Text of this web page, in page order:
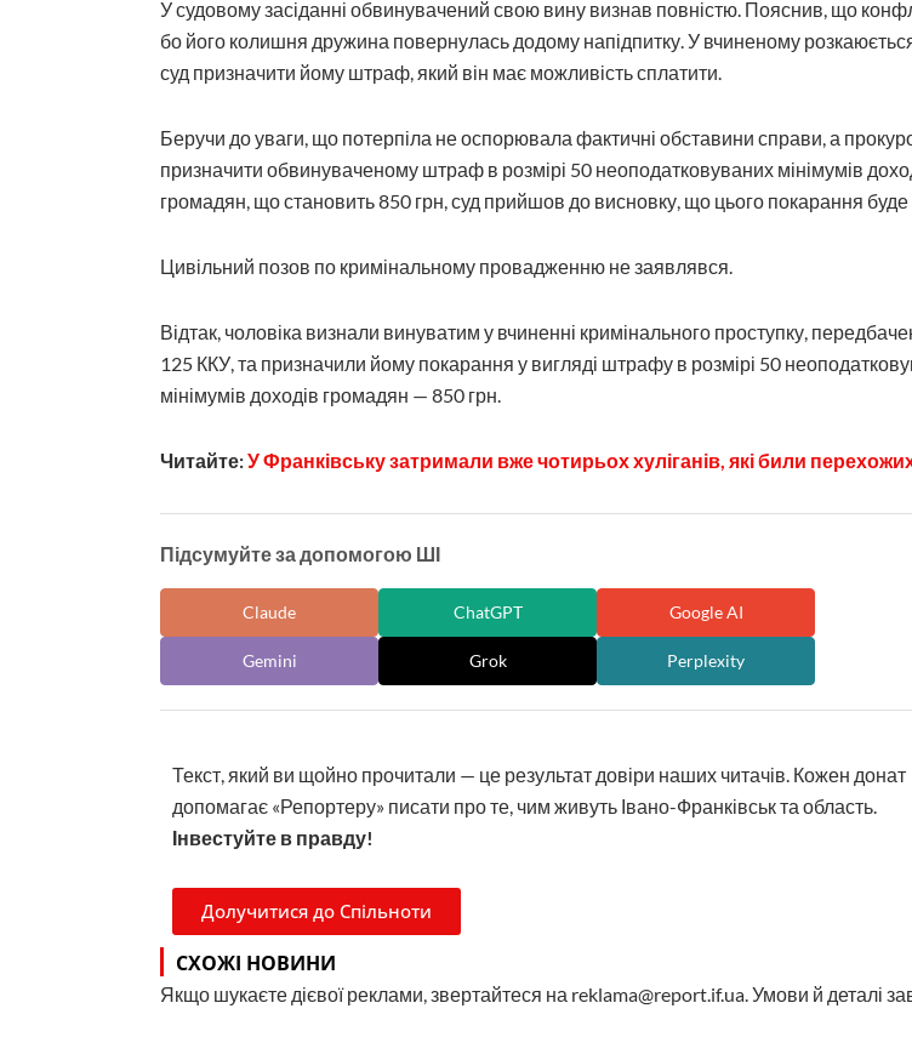
У судовому засіданні обвинувачений свою вину визнав повністю. Пояснив, що
бо його колишня дружина повернулась додому напідпитку. У вчиненому
суд призначити йому штраф, який він має можливість сплатити.
Беручи до уваги, що потерпіла не оспорювала фактичні обставини справи, а
призначити обвинуваченому штраф в розмірі 50 неоподатковуваних мінімумів
громадян, що становить 850 грн, суд прийшов до висновку, що цього покарання буде
Цивільний позов по кримінальному провадженню не заявлявся.
Відтак, чоловіка визнали винуватим у вчиненні кримінального проступку,
125 ККУ, та призначили йому покарання у вигляді штрафу в розмірі 50
мінімумів доходів громадян — 850 грн.
Читайте:У Франківську затримали вже чотирьох хуліганів, які били
Підсумуйте за допомогою ШІ
Claude ChatGPT Google AI
Gemini Grok Perplexity
Текст, який ви щойно прочитали — це результат довіри наших читачів. Кожен донат
допомагає «Репортеру» писати про те, чим живуть Івано-Франківськ та область.
Інвестуйте в правду!
Долучитися до Спільноти
СХОЖІ НОВИНИ
Якщо шукаєте дієвої реклами, звертайтеся на reklama@report.if.ua. Умови й деталі